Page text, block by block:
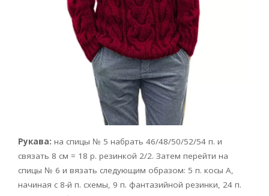
Рукава: на спицы № 5 набрать 46/48/50/52/54 п. и
связать 8 см = 18 р. резинкой 2/2. Затем перейти на
спицы № 6 и вязать следующим образом: 5 п. косы А,
начиная с 8-й п. схемы, 9 п. фантазийной резинки, 24 п.